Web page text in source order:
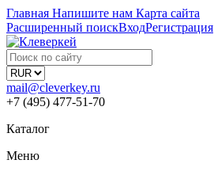
Главная Напишите нам Карта сайта
Расширенный поискВходРегистрация
mail@cleverkey.ru
+7 (495) 477-51-70
Каталог
Меню